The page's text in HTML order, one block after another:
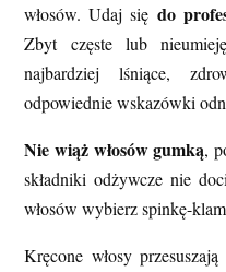
włosów. Udaj się do
Zbyt częste lub
najbardziej lśniące,
odpowiednie wskazówki
Nie wiąż włosów gumką,
składniki odżywcze nie
włosów wybierz spinkę-
Kręcone włosy